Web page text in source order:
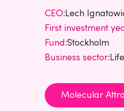
CEO:Lech
First investment
Fund:Stockholm
Business sector:
Molecular